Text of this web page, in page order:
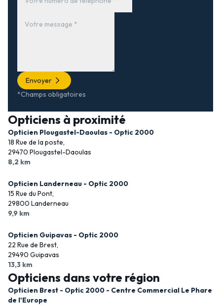
Envoyer
*Champs obligatoires
Opticiens à proximité
Opticien Plougastel-Daoulas - Optic 2000
18 Rue de la poste,
29470 Plougastel-Daoulas
8,2 km
Opticien Landerneau - Optic 2000
15 Rue du Pont,
29800 Landerneau
9,9 km
Opticien Guipavas - Optic 2000
22 Rue de Brest,
29490 Guipavas
13,3 km
Opticiens dans votre région
Opticien Brest - Optic 2000 - Centre Commercial Le Phare
de l'Europe